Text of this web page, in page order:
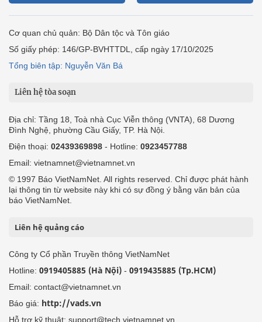
Cơ quan chủ quản: Bộ Dân tộc và Tôn giáo
Số giấy phép: 146/GP-BVHTTDL, cấp ngày 17/10/2025
Tổng biên tập: Nguyễn Văn Bá
Liên hệ tòa soạn
Địa chỉ: Tầng 18, Toà nhà Cục Viễn thông (VNTA), 68 Dương
Đình Nghệ, phường Cầu Giấy, TP. Hà Nội.
Điện thoại: 02439369898 - Hotline: 0923457788
Email: vietnamnet@vietnamnet.vn
© 1997 Báo VietNamNet. All rights reserved. Chỉ được phát hành
lại thông tin từ website này khi có sự đồng ý bằng văn bản của
báo VietNamNet.
Liên hệ quảng cáo
Công ty Cổ phần Truyền thông VietNamNet
Hotline: 0919405885 (Hà Nội) - 0919435885 (Tp.HCM)
Email: contact@vietnamnet.vn
Báo giá: http://vads.vn
Hỗ trợ kỹ thuật: support@tech.vietnamnet.vn